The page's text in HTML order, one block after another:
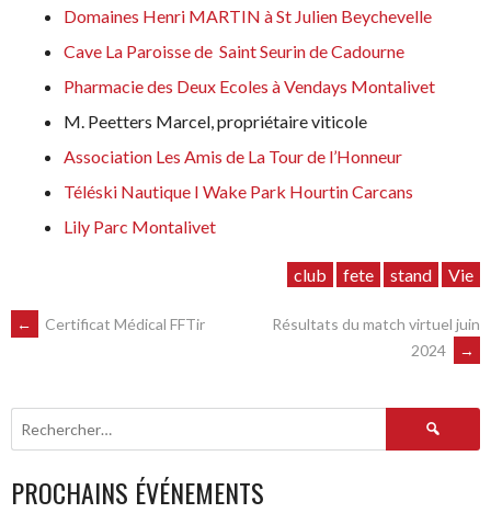
Domaines Henri MARTIN à St Julien Beychevelle
Cave La Paroisse de Saint Seurin de Cadourne
Pharmacie des Deux Ecoles à Vendays Montalivet
M. Peetters Marcel, propriétaire viticole
Association Les Amis de La Tour de l’Honneur
Téléski Nautique I Wake Park Hourtin Carcans
Lily Parc Montalivet
club fete stand Vie
NAVIGATION
DES
ARTICLES
← Certificat Médical FFTir
Résultats du match virtuel juin
2024
→
Rechercher :
PROCHAINS ÉVÉNEMENTS